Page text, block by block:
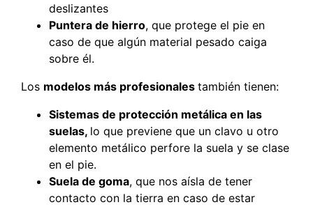
deslizantes
Puntera de hierro, que protege el pie en
caso de que algún material pesado caiga
sobre él.
Los modelos más profesionales también tienen:
Sistemas de protección metálica en las
suelas, lo que previene que un clavo u otro
elemento metálico perfore la suela y se clase
en el pie.
Suela de goma, que nos aísla de tener
contacto con la tierra en caso de estar